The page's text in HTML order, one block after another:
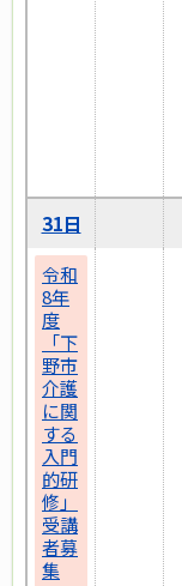
31日
令和
8年
度
「下
野市
介護
に関
する
入門
的研
修」
受講
者募
集